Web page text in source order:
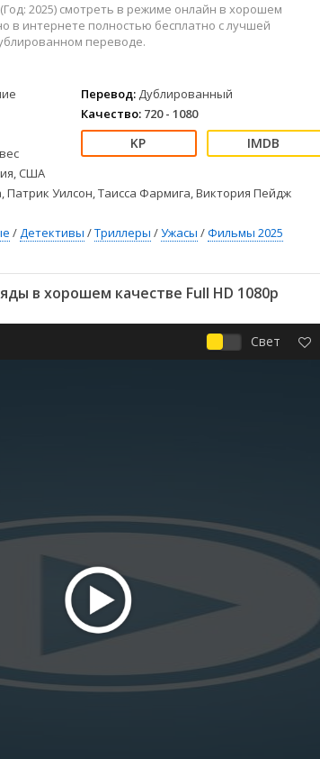
Детективы
Детские
Семейные
Спорт
Фэнтези
2023
2022
СССР
Зарубежные
2025) смотреть в режиме онлайн в хорошем
в интернете полностью бесплатно с лучшей
переводе.
США
Перевод: Дублированный
Качество: 720 - 1080
Патрик Уилсон, Таисса Фармига, Виктория Пейдж
/Детективы /Триллеры /Ужасы /Фильмы 2025
в хорошем качестве Full HD 1080p
Свет